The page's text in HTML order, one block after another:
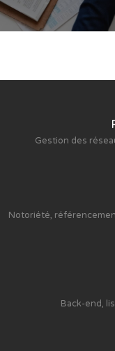
Gestion des
Notoriété,
Back-end,